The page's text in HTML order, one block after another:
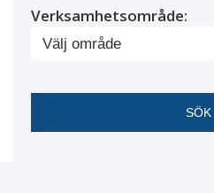
Verksamhetsområde: